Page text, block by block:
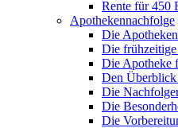
Rente für 450
Apothekennachfolge
Die
Die
Die Apotheke
Den Überblick
Die
Die
Die